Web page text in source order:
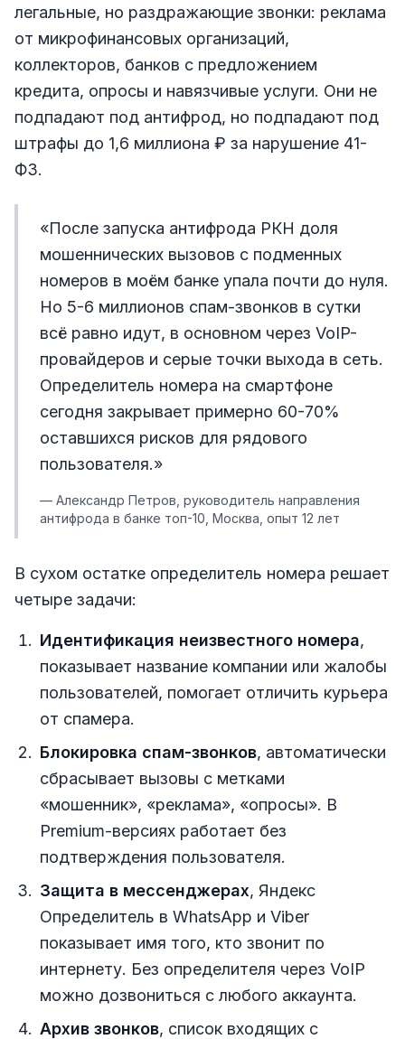
легальные, но раздражающие звонки: реклама
от микрофинансовых организаций,
коллекторов, банков с предложением
кредита, опросы и навязчивые услуги. Они не
подпадают под антифрод, но подпадают под
штрафы до 1,6 миллиона ₽ за нарушение 41-
ФЗ.
«После запуска антифрода РКН доля
мошеннических вызовов с подменных
номеров в моём банке упала почти до нуля.
Но 5-6 миллионов спам-звонков в сутки
всё равно идут, в основном через VoIP-
провайдеров и серые точки выхода в сеть.
Определитель номера на смартфоне
сегодня закрывает примерно 60-70%
оставшихся рисков для рядового
пользователя.»
— Александр Петров, руководитель направления
антифрода в банке топ-10, Москва, опыт 12 лет
В сухом остатке определитель номера решает
четыре задачи:
Идентификация неизвестного номера,
показывает название компании или жалобы
пользователей, помогает отличить курьера
от спамера.
Блокировка спам-звонков, автоматически
сбрасывает вызовы с метками
«мошенник», «реклама», «опросы». В
Premium-версиях работает без
подтверждения пользователя.
Защита в мессенджерах, Яндекс
Определитель в WhatsApp и Viber
показывает имя того, кто звонит по
интернету. Без определителя через VoIP
можно дозвониться с любого аккаунта.
Архив звонков, список входящих с